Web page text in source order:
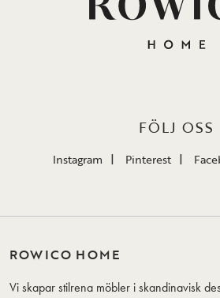
FÖLJ OSS
Instagram Pinterest
ROWICO HOME
Vi skapar stilrena möbler i skandinavisk